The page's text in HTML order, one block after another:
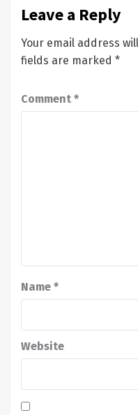
Leave a Reply
Your email address
fields are marked *
Comment *
Name *
Website